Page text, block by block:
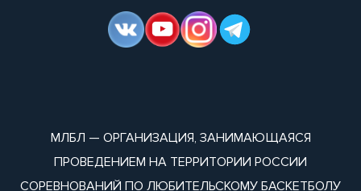
МЛБЛ — ОРГАНИЗАЦИЯ, ЗАНИМАЮЩАЯСЯ
ПРОВЕДЕНИЕМ НА ТЕРРИТОРИИ РОССИИ
СОРЕВНОВАНИЙ ПО ЛЮБИТЕЛЬСКОМУ БАСКЕТБОЛУ